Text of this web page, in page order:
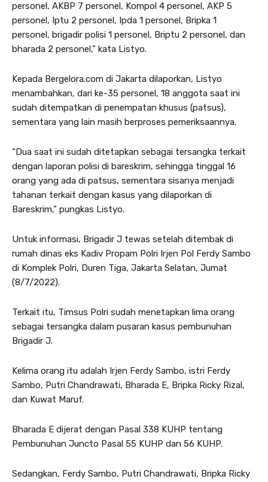
personel, AKBP 7 personel, Kompol 4 personel, AKP 5
personel, Iptu 2 personel, Ipda 1 personel, Bripka 1
personel, brigadir polisi 1 personel, Briptu 2 personel, dan
bharada 2 personel,” kata Listyo.
Kepada Bergelora.com di Jakarta dilaporkan, Listyo
menambahkan, dari ke-35 personel, 18 anggota saat ini
sudah ditempatkan di penempatan khusus (patsus),
sementara yang lain masih berproses pemeriksaannya.
“Dua saat ini sudah ditetapkan sebagai tersangka terkait
dengan laporan polisi di bareskrim, sehingga tinggal 16
orang yang ada di patsus, sementara sisanya menjadi
tahanan terkait dengan kasus yang dilaporkan di
Bareskrim,” pungkas Listyo.
Untuk informasi, Brigadir J tewas setelah ditembak di
rumah dinas eks Kadiv Propam Polri Irjen Pol Ferdy Sambo
di Komplek Polri, Duren Tiga, Jakarta Selatan, Jumat
(8/7/2022).
Terkait itu, Timsus Polri sudah menetapkan lima orang
sebagai tersangka dalam pusaran kasus pembunuhan
Brigadir J.
Kelima orang itu adalah Irjen Ferdy Sambo, istri Ferdy
Sambo, Putri Chandrawati, Bharada E, Bripka Ricky Rizal,
dan Kuwat Maruf.
Bharada E dijerat dengan Pasal 338 KUHP tentang
Pembunuhan Juncto Pasal 55 KUHP dan 56 KUHP.
Sedangkan, Ferdy Sambo, Putri Chandrawati, Bripka Ricky